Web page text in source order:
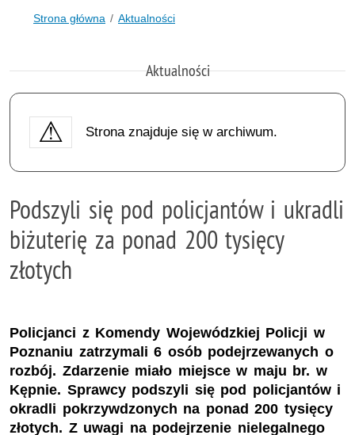
Strona główna Aktualności
Aktualności
Strona znajduje się w archiwum.
Podszyli się pod policjantów i ukradli
biżuterię za ponad 200 tysięcy
złotych
Policjanci z Komendy Wojewódzkiej Policji w
Poznaniu zatrzymali 6 osób podejrzewanych o
rozbój. Zdarzenie miało miejsce w maju br. w
Kępnie. Sprawcy podszyli się pod policjantów i
okradli pokrzywdzonych na ponad 200 tysięcy
złotych. Z uwagi na podejrzenie nielegalnego